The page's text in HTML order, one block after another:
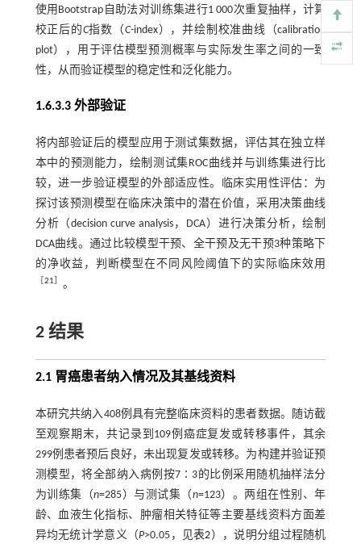
使用Bootstrap自助法对训练集进行1 000次重复抽样，计算
校正后的C指数（ C-index），并绘制校准曲线（calibration
plot），用于评估模型预测概率与实际发生率之间的一致
性，从而验证模型的稳定性和泛化能力。
1.6.3.3 外部验证
将内部验证后的模型应用于测试集数据，评估其在独立样
本中的预测能力，绘制测试集ROC曲线并与训练集进行比
较，进一步验证模型的外部适应性。临床实用性评估：为
探讨该预测模型在临床决策中的潜在价值，采用决策曲线
分析（decision curve analysis，DCA）进行决策分析，绘制
DCA曲线。通过比较模型干预、全干预及无干预3种策略下
的净收益，判断模型在不同风险阈值下的实际临床效用
21 。
2 结果
2.1 胃癌患者纳入情况及其基线资料
本研究共纳入408例具有完整临床资料的患者数据。随访截
至观察期末，共记录到109例癌症复发或转移事件，其余
299例患者预后良好，未出现复发或转移。为构建并验证预
测模型，将全部纳入病例按7∶3的比例采用随机抽样法分
为训练集（n=285）与测试集（ n=123）。两组在性别、年
龄、血液生化指标、肿瘤相关特征等主要基线资料方面差
异均无统计学意义（P>0.05，见表2 ），说明分组过程随机